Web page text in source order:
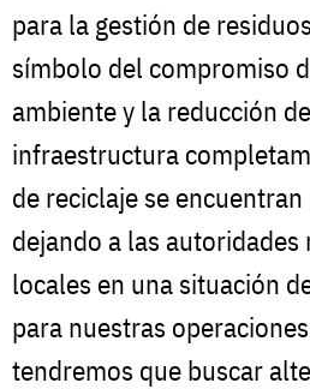
para la gestión de
símbolo del compromiso
ambiente y la reducción
infraestructura
de reciclaje se
dejando a las
locales en una situación
para nuestras
tendremos que buscar